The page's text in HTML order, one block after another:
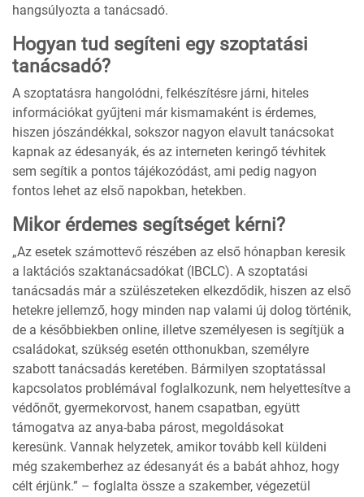
hangsúlyozta a tanácsadó.
Hogyan tud segíteni egy szoptatási
tanácsadó?
A szoptatásra hangolódni, felkészítésre járni, hiteles
információkat gyűjteni már kismamaként is érdemes,
hiszen jószándékkal, sokszor nagyon elavult tanácsokat
kapnak az édesanyák, és az interneten keringő tévhitek
sem segítik a pontos tájékozódást, ami pedig nagyon
fontos lehet az első napokban, hetekben.
Mikor érdemes segítséget kérni?
„Az esetek számottevő részében az első hónapban keresik
a laktációs szaktanácsadókat (IBCLC). A szoptatási
tanácsadás már a szülészeteken elkezdődik, hiszen az első
hetekre jellemző, hogy minden nap valami új dolog történik,
de a későbbiekben online, illetve személyesen is segítjük a
családokat, szükség esetén otthonukban, személyre
szabott tanácsadás keretében. Bármilyen szoptatással
kapcsolatos problémával foglalkozunk, nem helyettesítve a
védőnőt, gyermekorvost, hanem csapatban, együtt
támogatva az anya-baba párost, megoldásokat
keresünk. Vannak helyzetek, amikor tovább kell küldeni
még szakemberhez az édesanyát és a babát ahhoz, hogy
célt érjünk.” – foglalta össze a szakember, végezetül